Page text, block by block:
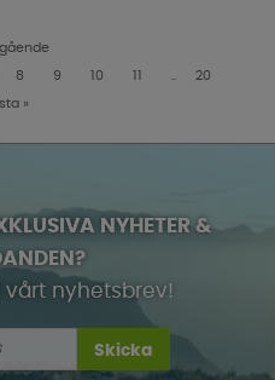
8 9 10 11 20
»
NYHETER &
vårt nyhetsbrev!
Skicka